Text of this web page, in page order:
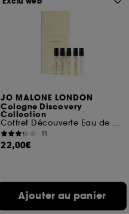
JO MALONE LONDON
Cologne Discovery
Collection
Coffret Découverte Eau de Cologne
11
22,00€
Ajouter au panier